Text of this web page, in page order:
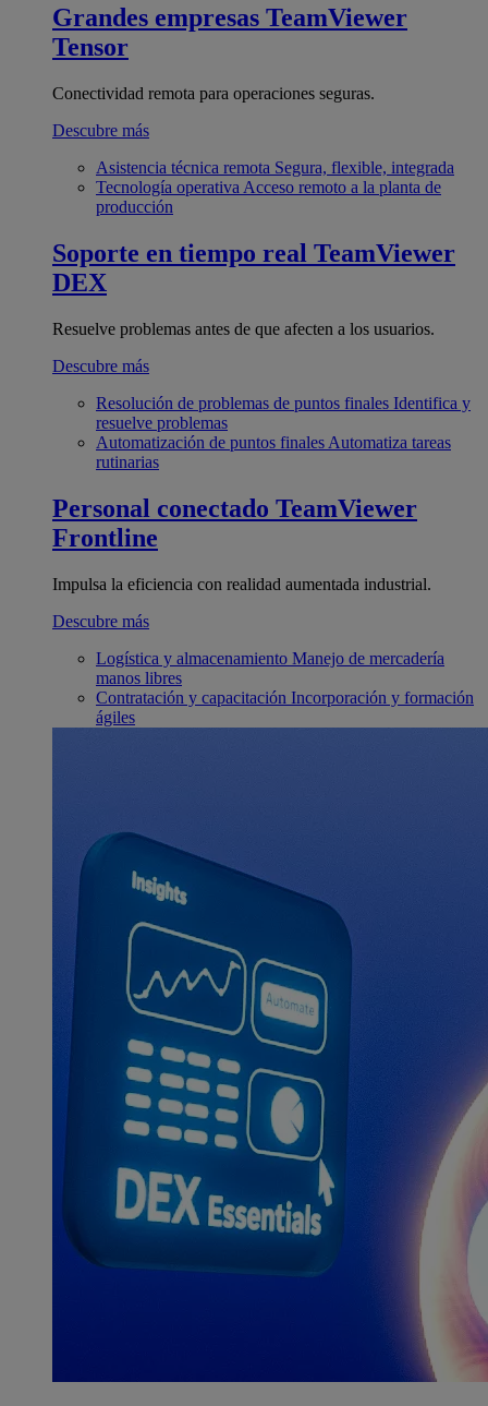
Grandes empresas TeamViewer
Tensor
Conectividad remota para operaciones seguras.
Descubre más
Asistencia técnica remota Segura, flexible, integrada
Tecnología operativa Acceso remoto a la planta de
producción
Soporte en tiempo real TeamViewer
DEX
Resuelve problemas antes de que afecten a los usuarios.
Descubre más
Resolución de problemas de puntos finales Identifica y
resuelve problemas
Automatización de puntos finales Automatiza tareas
rutinarias
Personal conectado TeamViewer
Frontline
Impulsa la eficiencia con realidad aumentada industrial.
Descubre más
Logística y almacenamiento Manejo de mercadería
manos libres
Contratación y capacitación Incorporación y formación
ágiles